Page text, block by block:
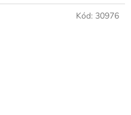
Kód: 30976